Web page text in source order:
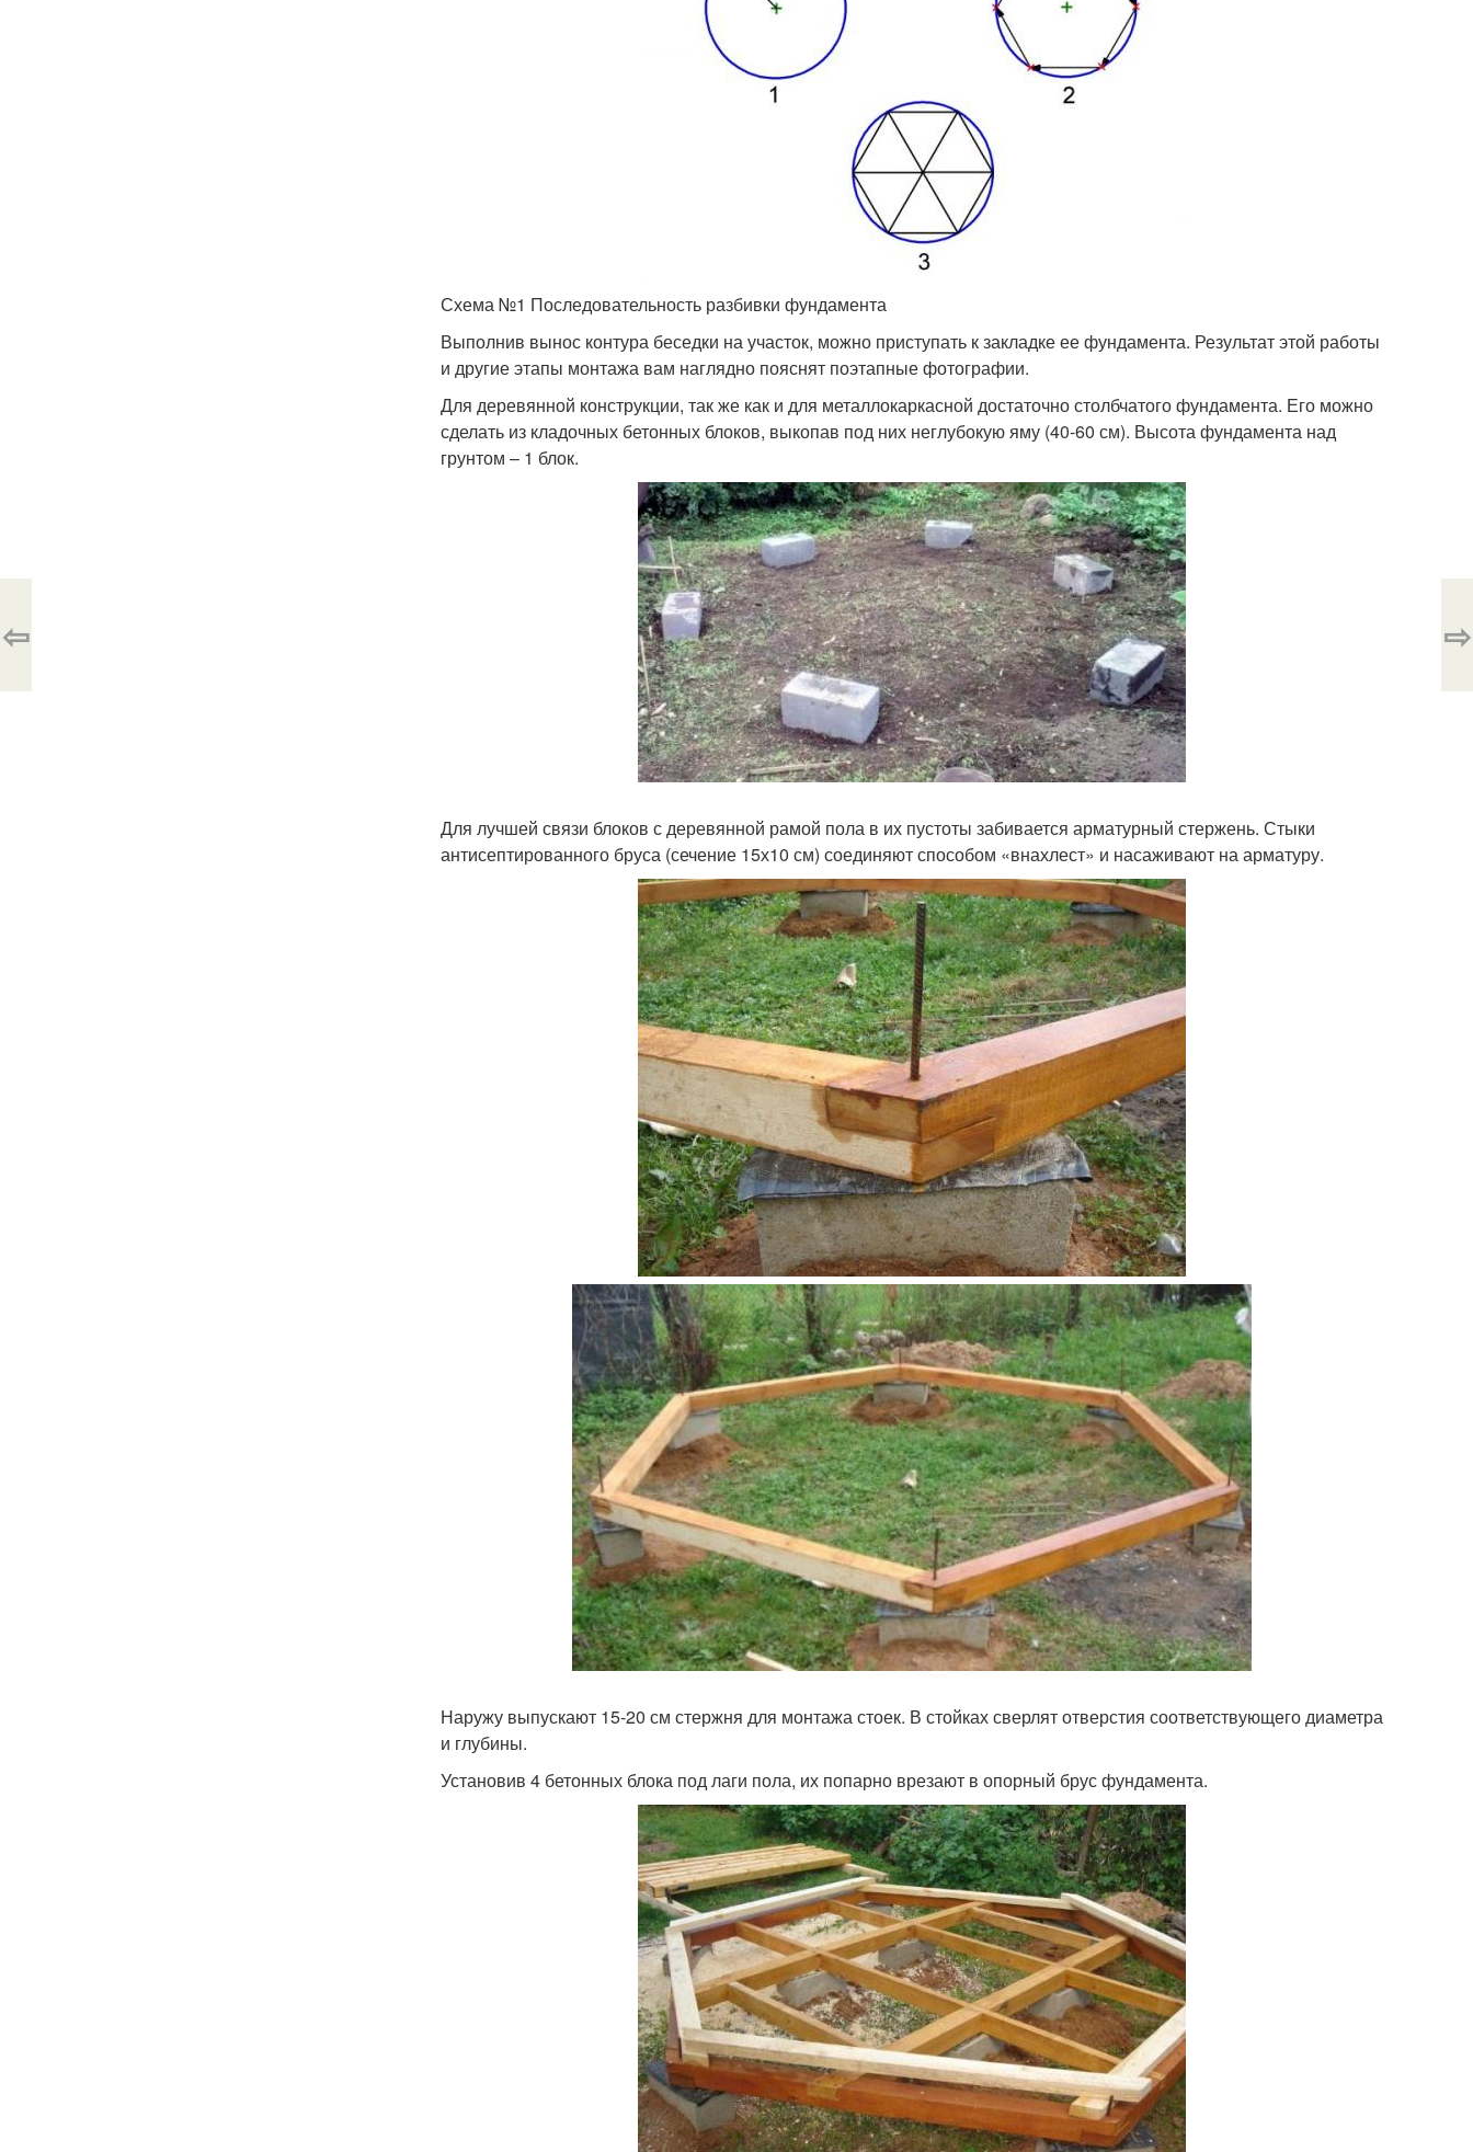
Схема №1 Последовательность разбивки фундамента
Выполнив вынос контура беседки на участок, можно приступать к закладке ее фундамента. Результат этой работы
и другие этапы монтажа вам наглядно пояснят поэтапные фотографии.
Для деревянной конструкции, так же как и для металлокаркасной достаточно столбчатого фундамента. Его можно
сделать из кладочных бетонных блоков, выкопав под них неглубокую яму (40-60 см). Высота фундамента над
грунтом – 1 блок.
Для лучшей связи блоков с деревянной рамой пола в их пустоты забивается арматурный стержень. Стыки
антисептированного бруса (сечение 15х10 см) соединяют способом «внахлест» и насаживают на арматуру.
Наружу выпускают 15-20 см стержня для монтажа стоек. В стойках сверлят отверстия соответствующего диаметра
и глубины.
Установив 4 бетонных блока под лаги пола, их попарно врезают в опорный брус фундамента.
⇦ ⇨